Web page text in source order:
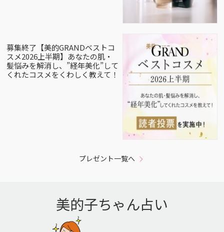
募集終了【美的GRANDベストコ
スメ2026上半期】あなたの肌・
髪悩みを解消し、”経年美化”して
くれたコスメをくわしく教えて！
プレゼント一覧へ
美的子ちゃん占い